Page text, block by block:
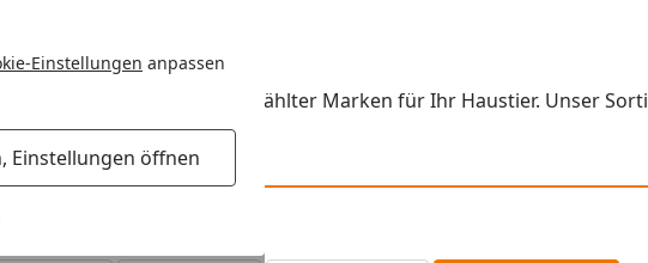
Einstellungen anpassen
Einstellungen öffnen
passende Produkte ausgewählter Marken für Ihr Haustier. Unser